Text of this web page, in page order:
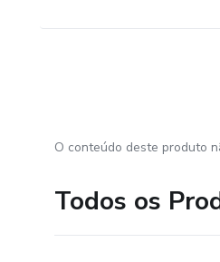
19 - GERENCIAMENTO
O conteúdo deste produto
Todos os